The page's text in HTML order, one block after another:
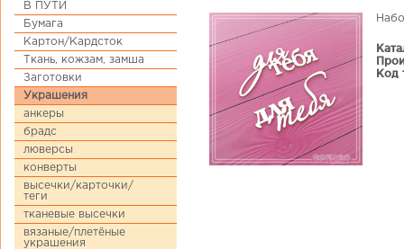
В ПУТИ
Бумага
Картон/Кардсток
Ткань, кожзам, замша
Заготовки
Украшения
анкеры
брадс
люверсы
конверты
высечки/карточки/
теги
тканевые высечки
вязаные/плетёные
украшения
Код